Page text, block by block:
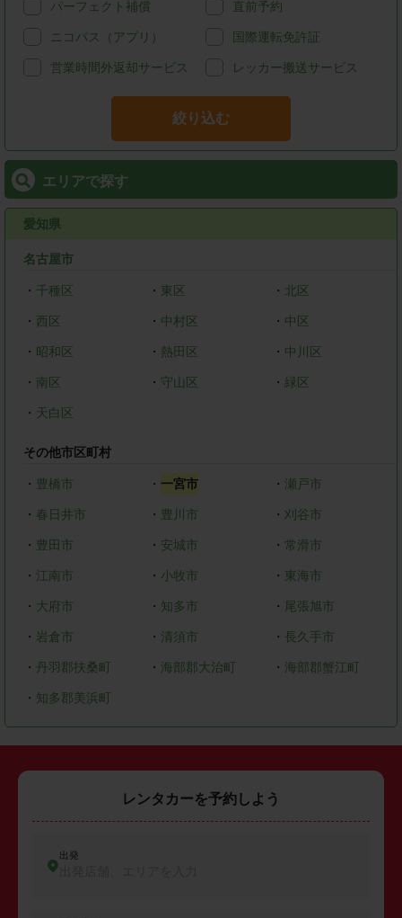
パーフェクト補償 直前予約
ニコパス（アプリ） 国際運転免許証
営業時間外返却サービス レッカー搬送サービス
絞り込む
エリアで探す
愛知県
名古屋市
・ 千種区 ・ 東区 ・ 北区
・ 西区 ・ 中村区 ・ 中区
・ 昭和区 ・ 熱田区 ・ 中川区
・ 南区 ・ 守山区 ・ 緑区
・ 天白区
その他市区町村
・ 豊橋市 ・ 一宮市 ・瀬戸市
・ 春日井市 ・ 豊川市 ・ 刈谷市
・ 豊田市 ・ 安城市 ・ 常滑市
・ 江南市 ・ 小牧市 ・ 東海市
・ 大府市 ・ 知多市 ・ 尾張旭市
・ 岩倉市 ・ 清須市 ・ 長久手市
・ 丹羽郡扶桑町 ・ 海部郡大治町 ・ 海部郡蟹江町
・ 知多郡美浜町
レンタカーを予約しよう
出発